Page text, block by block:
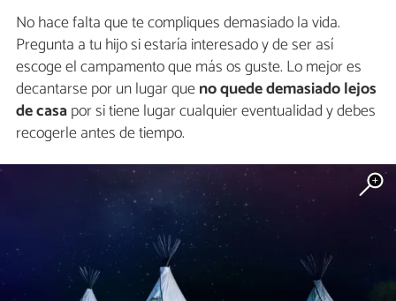
No hace falta que te compliques demasiado la vida.
Pregunta a tu hijo si estaría interesado y de ser así
escoge el campamento que más os guste. Lo mejor es
decantarse por un lugar queno quede demasiado lejos
de casapor si tiene lugar cualquier eventualidad y debes
recogerle antes de tiempo.